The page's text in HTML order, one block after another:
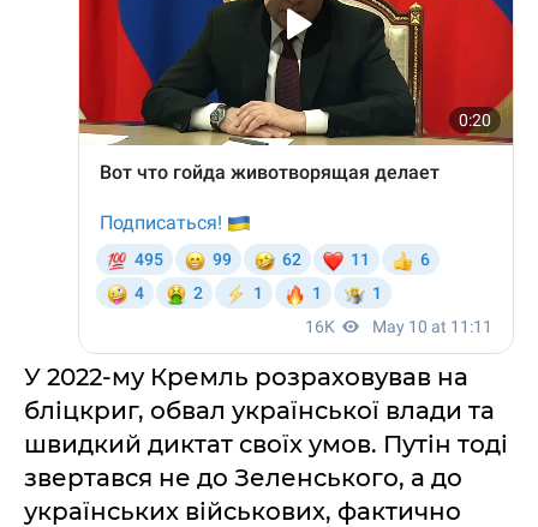
У 2022-му Кремль розраховував на
бліцкриг, обвал української влади та
швидкий диктат своїх умов. Путін тоді
звертався не до Зеленського, а до
українських військових, фактично